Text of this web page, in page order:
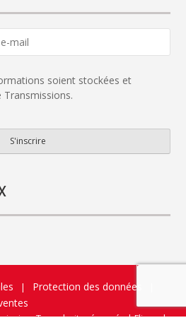
soient stockées et
S'inscrire
| Protection des données
Tous droits réservés|Flippad